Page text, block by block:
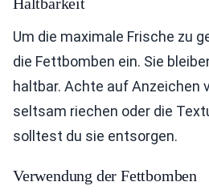
Um die maximale Frische zu
die Fettbomben ein. Sie
haltbar. Achte auf Anzeichen
seltsam riechen oder die
solltest du sie entsorgen.
Verwendung der Fettbomben